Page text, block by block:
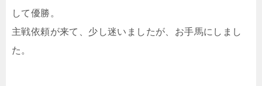
して優勝。
主戦依頼が来て、少し迷いましたが、お手馬にしまし
た。